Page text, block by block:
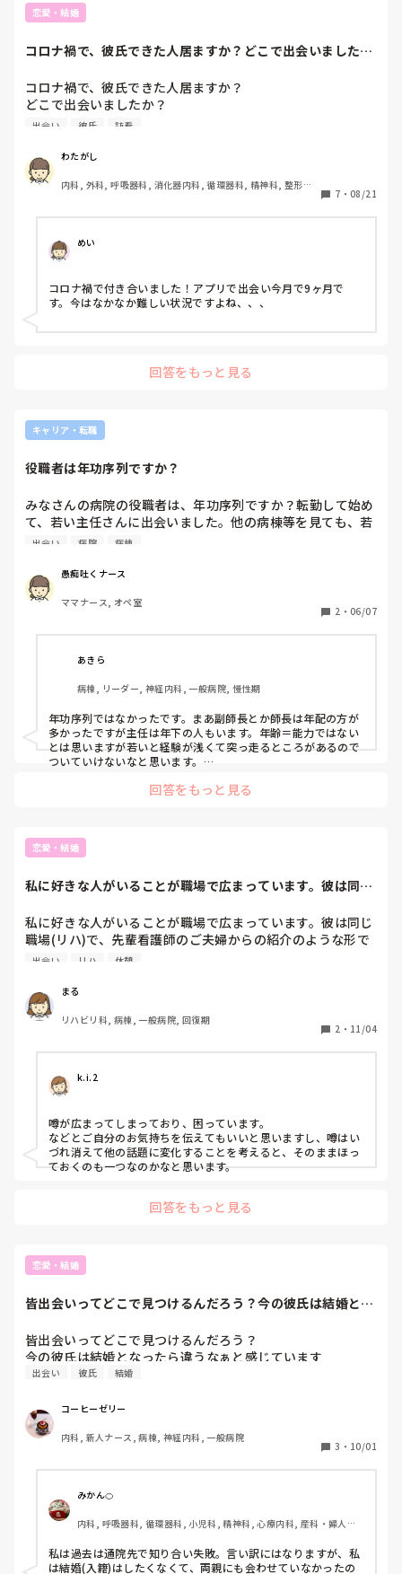
恋愛・結婚
コロナ禍で、彼氏できた人居ますか？どこで出会いました
コロナ禍で、彼氏できた人居ますか？
どこで出会いましたか？
2年前に彼氏と別れてから、全く全然好きな人すら作ろうと
参考にしたいのでよろしくお願いします。
出会い 彼氏 訪看
わたがし
内科, 外科, 呼吸器科, 消化器内科, 循環器科, 精神科, 整形外
7 ・ 08/21
めい
コロナ禍で付き合いました！アプリで出会い今月で9ヶ月で
す。今はなかなか難しい状況ですよね、、、
回答をもっと見る
キャリア・転職
役職者は年功序列ですか？
みなさんの病院の役職者は、年功序列ですか？転勤して始め
て、若い主任さんに出会いました。他の病棟等を見ても、若
い役職者が多くて、年功序列(噂ではコネや繋がりなどもあ
同じカリキュラムを終えていて、圧倒的に支持も多くて優れ
ていても、年齢順(その病院で長く務めている)だった前の病
院。
着いていきたいと思えたり、相談しやすい雰囲気があるトッ
プだと最高ですよね！
出会い 病院 病棟
愚痴吐くナース
ママナース, オペ室
2 ・ 06/07
あきら
病棟, リーダー, 神経内科, 一般病院, 慢性期
年功序列ではなかったです。まあ副師長とか師長は年配の方が
多かったですが主任は年下の人もいます。年齢＝能力ではない
とは思いますが若いと経験が浅くて突っ走るところがあるので
ついていけないなと思います。
さっそく新人さんが休職してしまいましたね。
回答をもっと見る
恋愛・結婚
私に好きな人がいることが職場で広まっています。彼は同じ
私に好きな人がいることが職場で広まっています。彼は同じ
職場(リハ)で、先輩看護師のご夫婦からの紹介のような形で
出会いました。今は1回ごはんに行っただけで、彼が私を好
ん。完全に私の片思いです。
職場での休憩中に恋愛の話になって、彼の名前を出されて動
揺してしまったことで、3人程にバレてしまいました。その
場で口止めし「言わないよ」と言われましたが、ちょっとず
つ広まっていることが分かりました。同い年の子が「広まっ
てるよ」と教えてくれました。彼を紹介してくれた先輩看護
師も口が軽い方みたいです。気にかけて頂いたしと思ってご
はしていましたが…。
私も彼もそういうことが職場で広まることが嫌なのですが、
これ以上広げないためにはどうしたら良いでしょうか？
もう一度言わないでとお願いしようとは思いますが、それで
わずもう会わないことにしました」など言う方が良いでしょ
出会い リハ 休憩
まる
リハビリ科, 病棟, 一般病院, 回復期
2 ・ 11/04
k.i.2
噂が広まってしまっており、困っています。
などとご自分のお気持ちを伝えてもいいと思いますし、噂はい
づれ消えて他の話題に変化することを考えると、そのままほっ
ておくのも一つなのかなと思います。
回答をもっと見る
恋愛・結婚
皆出会いってどこで見つけるんだろう？今の彼氏は結婚とな
皆出会いってどこで見つけるんだろう？
今の彼氏は結婚となったら違うなぁと感じています
出会い 彼氏 結婚
コーヒーゼリー
内科, 新人ナース, 病棟, 神経内科, 一般病院
3 ・ 10/01
みかん🍊
内科, 呼吸器科, 循環器科, 小児科, 精神科, 心療内科, 産科・婦人科,
ー, 一般病院, 大学病院, 慢性期, 保育園・学校, 検診・健診
私は過去は通院先で知り合い失敗。言い訳にはなりますが、私
は結婚(入籍)はしたくなくて、両親にも会わせていなかったの